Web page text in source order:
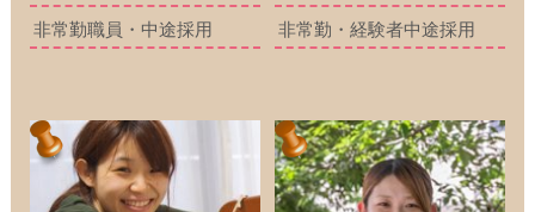
非常勤職員・中途採用 非常勤・経験者中途採用